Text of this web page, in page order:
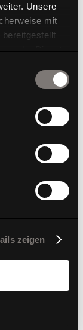
Unsere
mit
der Dienste
zeigen